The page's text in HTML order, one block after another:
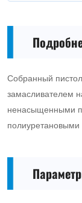
Собранный
замасливателем
ненасыщенными
полиуретановыми